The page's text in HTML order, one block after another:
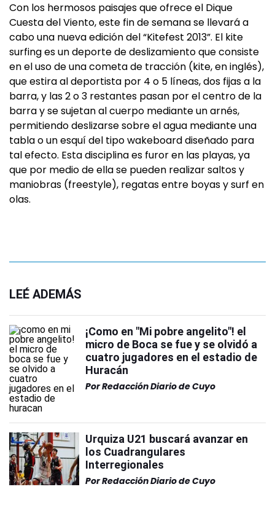
Con los hermosos paisajes que ofrece el Dique
Cuesta del Viento, este fin de semana se llevará a
cabo una nueva edición del “Kitefest 2013”. El kite
surfing es un deporte de deslizamiento que consiste
en el uso de una cometa de tracción (kite, en inglés),
que estira al deportista por 4 o 5 líneas, dos fijas a la
barra, y las 2 o 3 restantes pasan por el centro de la
barra y se sujetan al cuerpo mediante un arnés,
permitiendo deslizarse sobre el agua mediante una
tabla o un esquí del tipo wakeboard diseñado para
tal efecto. Esta disciplina es furor en las playas, ya
que por medio de ella se pueden realizar saltos y
maniobras (freestyle), regatas entre boyas y surf en
olas.
LEÉ ADEMÁS
¡Como en "Mi pobre angelito"! el
micro de Boca se fue y se olvidó a
cuatro jugadores en el estadio de
Huracán
PorRedacción Diario de Cuyo
Urquiza U21 buscará avanzar en
los Cuadrangulares
Interregionales
PorRedacción Diario de Cuyo